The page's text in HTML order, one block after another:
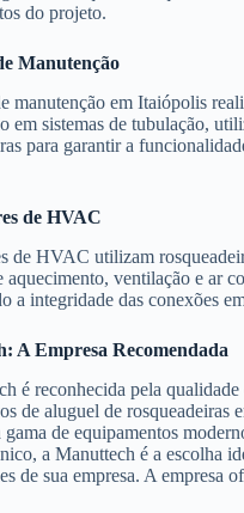
do projeto.
Manutenção
manutenção em Itaiópolis
em sistemas de tubulação,
para garantir a
de HVAC
de HVAC utilizam
aquecimento, ventilação e ar
a integridade das conexões
A Empresa Recomendada
é reconhecida pela
de aluguel de rosqueadeiras
gama de equipamentos
a Manuttech é a escolha
de sua empresa. A empresa